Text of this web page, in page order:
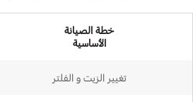
خطة الصيانة
الأساسية
تغيير الزيت و الفلتر